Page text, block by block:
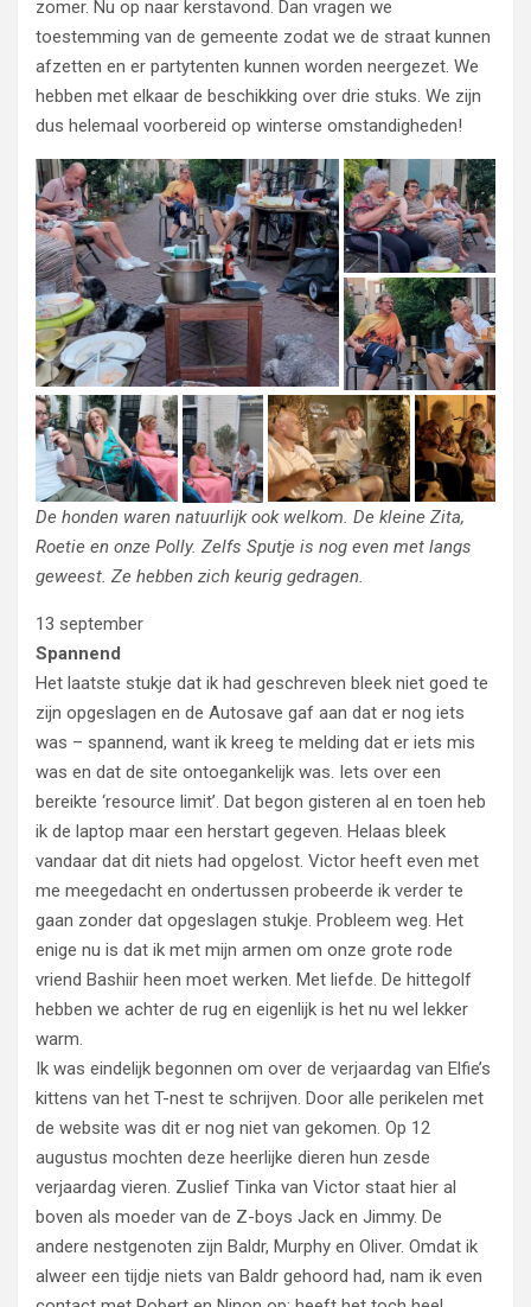
zomer. Nu op naar kerstavond. Dan vragen we
toestemming van de gemeente zodat we de straat kunnen
afzetten en er partytenten kunnen worden neergezet. We
hebben met elkaar de beschikking over drie stuks. We zijn
dus helemaal voorbereid op winterse omstandigheden!
De honden waren natuurlijk ook welkom. De kleine Zita,
Roetie en onze Polly. Zelfs Sputje is nog even met langs
geweest. Ze hebben zich keurig gedragen.
13 september
Spannend
Het laatste stukje dat ik had geschreven bleek niet goed te
zijn opgeslagen en de Autosave gaf aan dat er nog iets
was – spannend, want ik kreeg te melding dat er iets mis
was en dat de site ontoegankelijk was. Iets over een
bereikte ‘resource limit’. Dat begon gisteren al en toen heb
ik de laptop maar een herstart gegeven. Helaas bleek
vandaar dat dit niets had opgelost. Victor heeft even met
me meegedacht en ondertussen probeerde ik verder te
gaan zonder dat opgeslagen stukje. Probleem weg. Het
enige nu is dat ik met mijn armen om onze grote rode
vriend Bashiir heen moet werken. Met liefde. De hittegolf
hebben we achter de rug en eigenlijk is het nu wel lekker
warm.
Ik was eindelijk begonnen om over de verjaardag van Elfie’s
kittens van het T-nest te schrijven. Door alle perikelen met
de website was dit er nog niet van gekomen. Op 12
augustus mochten deze heerlijke dieren hun zesde
verjaardag vieren. Zuslief Tinka van Victor staat hier al
boven als moeder van de Z-boys Jack en Jimmy. De
andere nestgenoten zijn Baldr, Murphy en Oliver. Omdat ik
alweer een tijdje niets van Baldr gehoord had, nam ik even